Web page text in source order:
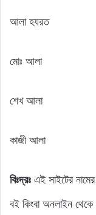
আলা হযরত
মোঃ আলা
শেখ আলা
কাজী আলা
বিঃদ্রঃ এই সাইটের
বই কিংবা অনলাইন